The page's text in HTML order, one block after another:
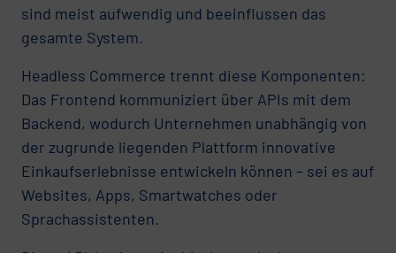
sind meist aufwendig und beeinflussen das
gesamte System.
Headless Commerce trennt diese Komponenten:
Das Frontend kommuniziert über APIs mit dem
Backend, wodurch Unternehmen unabhängig von
der zugrunde liegenden Plattform innovative
Einkaufserlebnisse entwickeln können – sei es auf
Websites, Apps, Smartwatches oder
Sprachassistenten.